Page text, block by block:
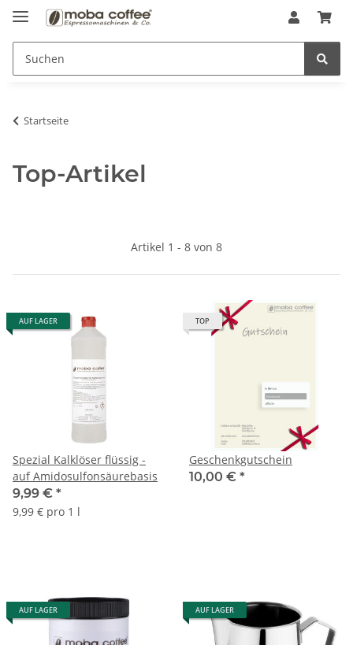
Startseite
Top-Artikel
Artikel 1 - 8 von 8
AUF LAGER
Spezial Kalklöser flüssig -
auf Amidosulfonsäurebasis
9,99 € *
9,99 € pro 1 l
TOP
Geschenkgutschein
10,00 € *
AUF LAGER AUF LAGER